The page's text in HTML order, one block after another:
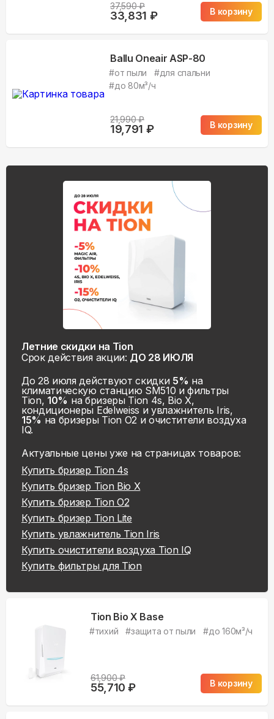
37,590₽
33,831 ₽ В корзину
Ballu Oneair ASP-80
#от пыли #для спальни
#до 80м³/ч
21,990₽
19,791 ₽ В корзину
Летние скидки на Tion
Срок действия акции: ДО 28 ИЮЛЯ
До 28 июля действуют скидки 5% на
климатическую станцию SM510 и фильтры
Tion, 10% на бризеры Tion 4s, Bio X,
кондиционеры Edelweiss и увлажнитель Iris,
15% на бризеры Tion O2 и очистители воздуха
IQ.
Актуальные цены уже на страницах товаров:
Купить бризер Tion 4s
Купить бризер Tion Bio X
Купить бризер Tion O2
Купить бризер Tion Lite
Купить увлажнитель Tion Iris
Купить очистители воздуха Tion IQ
Купить фильтры для Tion
Tion Bio X Base
#тихий #защита от пыли #до 160м³/ч
61,900₽
55,710 ₽ В корзину